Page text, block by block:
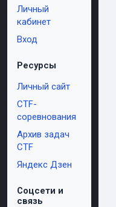
Личный
кабинет
Вход
Ресурсы
Личный сайт
CTF-
соревнования
Архив задач
CTF
Яндекс Дзен
Соцсети и
связь